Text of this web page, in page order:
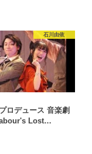
石川由依
ロデュース 音楽劇
Lost…